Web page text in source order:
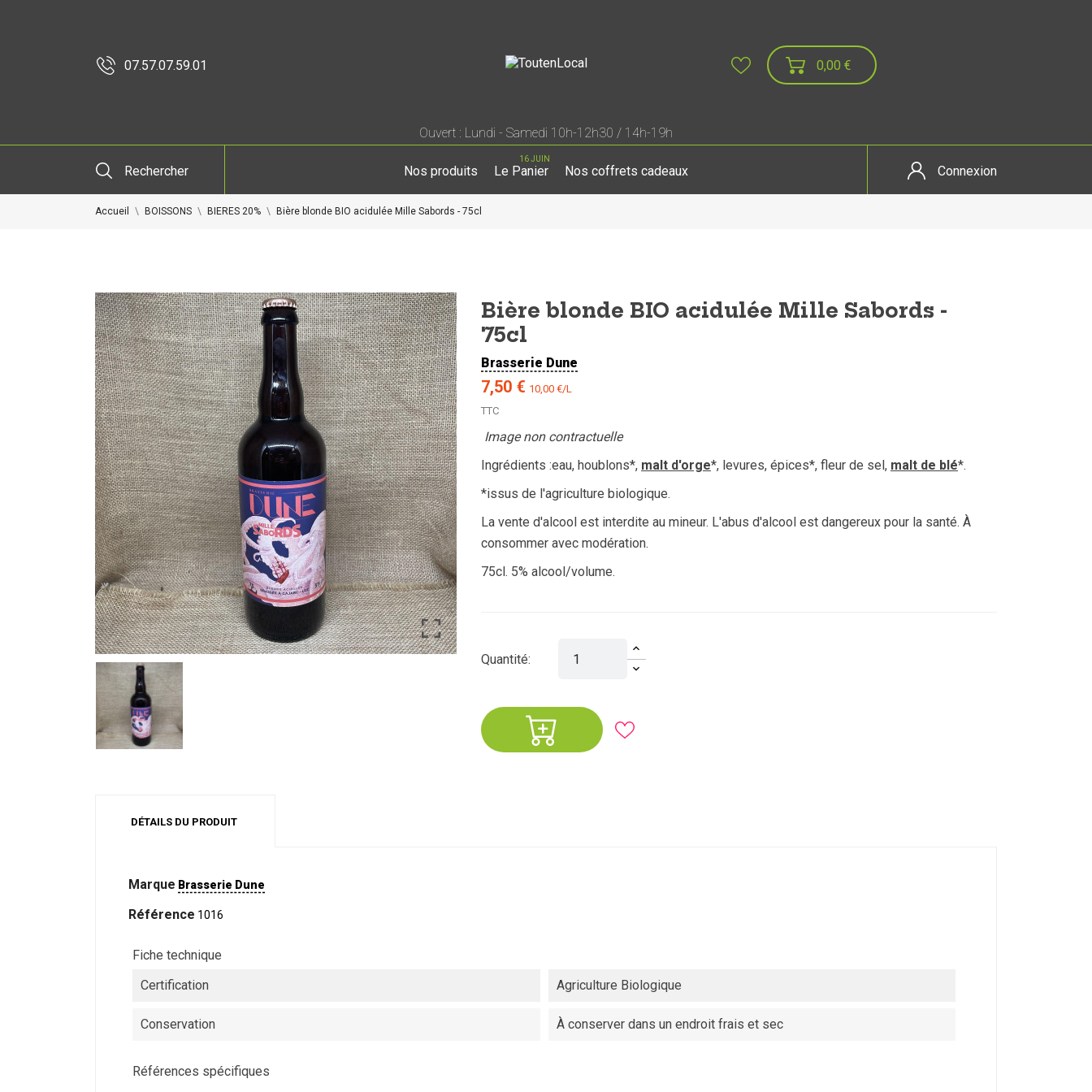
07.57.07.59.01 0,00 €
Ouvert : Lundi - Samedi 10h-12h30 / 14h-19h
Rechercher Nos produits Le Panier
16 JUIN
Nos coffrets cadeaux Connexion
Accueil BOISSONS BIERES 20% Bière blonde BIO acidulée Mille Sabords - 75cl
Bière blonde BIO acidulée Mille Sabords -
75cl
Brasserie Dune
7,50 € 10,00 €/L
TTC
Image non contractuelle
Ingrédients :eau, houblons*, malt d'orge*, levures, épices*, fleur de sel, malt de blé*.
*issus de l'agriculture biologique.
La vente d'alcool est interdite au mineur. L'abus d'alcool est dangereux pour la santé. À
consommer avec modération.
75cl. 5% alcool/volume.
Quantité:
DÉTAILS DU PRODUIT
Marque Brasserie Dune
Référence 1016
Fiche technique
Certification
Agriculture Biologique
Conservation À conserver dans un endroit frais et sec
Références spécifiques